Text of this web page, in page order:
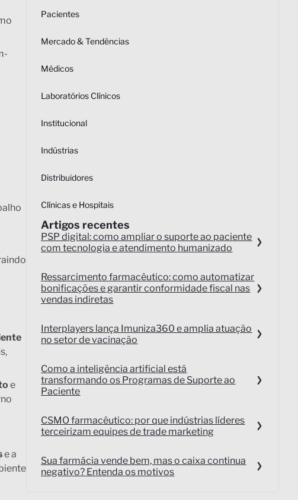
e
e a
Pacientes
Mercado & Tendências
Médicos
Laboratórios Clínicos
Institucional
Indústrias
Distribuidores
Clínicas e Hospitais
Artigos recentes
PSP digital: como ampliar o suporte ao paciente
com tecnologia e atendimento humanizado
Ressarcimento farmacêutico: como automatizar
bonificações e garantir conformidade fiscal nas
vendas indiretas
Interplayers lança Imuniza360 e amplia atuação
no setor de vacinação
Como a inteligência artificial está
transformando os Programas de Suporte ao
Paciente
CSMO farmacêutico: por que indústrias líderes
terceirizam equipes de trade marketing
Sua farmácia vende bem, mas o caixa continua
negativo? Entenda os motivos